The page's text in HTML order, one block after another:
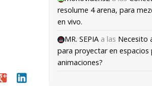
linkedin
resolume 4 arena, para
en vivo.
MR. SEPIA a las Necesito
para proyectar en espacios
animaciones?